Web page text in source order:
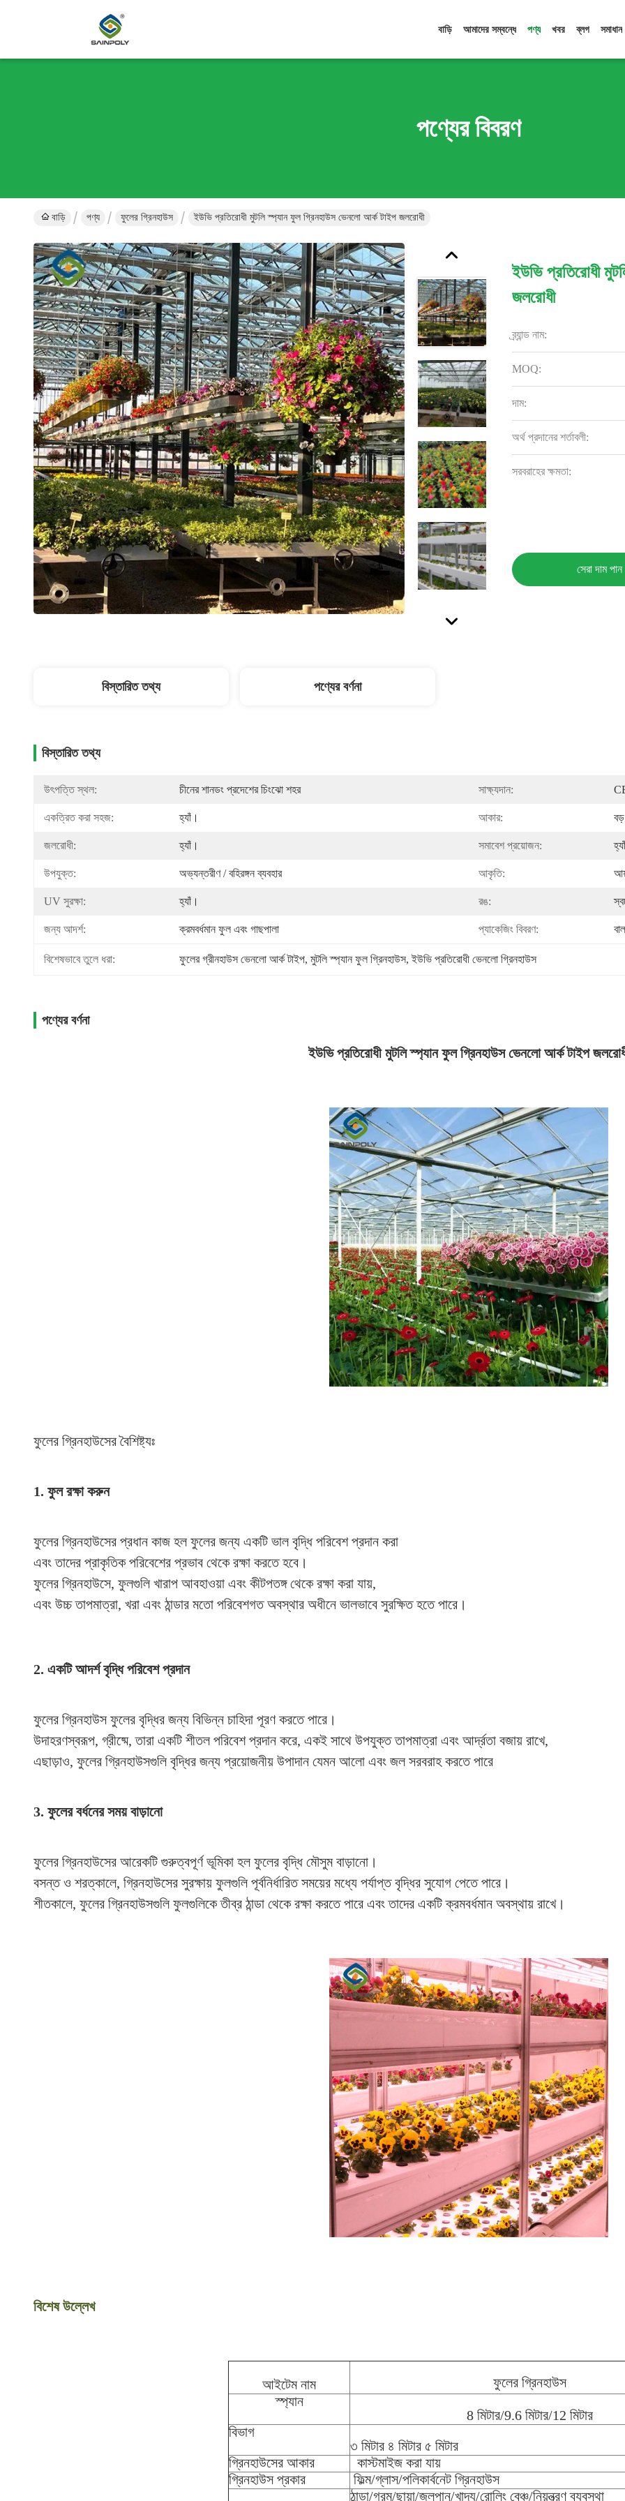
বাড়ি আমাদের সম্বন্ধে পণ্য খবর ব্লগ সমাধান
পণ্যের বিবরণ
বাড়ি পণ্য ফুলের গ্রিনহাউস ইউভি প্রতিরোধী মুটলি স্প্যান ফুল গ্রিনহাউস ভেনলো আর্ক টাইপ জলরোধী
ইউভি প্রতিরোধী
জলরোধী
ব্র্যান্ড নাম:
MOQ:
দাম:
অর্থ প্রদানের শর্তাবলী:
সরবরাহের ক্ষমতা:
সেরা দাম পান
বিস্তারিত তথ্য পণ্যের বর্ণনা
বিস্তারিত তথ্য
উৎপত্তি স্থল: চীনের শানডং প্রদেশের চিংঝো শহর সাক্ষ্যদান:
একত্রিত করা সহজ: হ্যাঁ। আকার: বড়
জলরোধী: হ্যাঁ। সমাবেশ প্রয়োজন:
উপযুক্ত: অভ্যন্তরীণ / বহিরঙ্গন ব্যবহার আকৃতি:
UV সুরক্ষা: হ্যাঁ। রঙ:
জন্য আদর্শ: ক্রমবর্ধমান ফুল এবং গাছপালা প্যাকেজিং বিবরণ:
বিশেষভাবে তুলে ধরা: ফুলের গ্রীনহাউস ভেনলো আর্ক টাইপ, মুটলি স্প্যান ফুল গ্রিনহাউস, ইউভি প্রতিরোধী ভেনলো গ্রিনহাউস
পণ্যের বর্ণনা
ইউভি প্রতিরোধী মুটলি স্প্যান ফুল গ্রিনহাউস ভেনলো আর্ক টাইপ
ফুলের গ্রিনহাউসের বৈশিষ্ট্যঃ
1. ফুল রক্ষা করুন
ফুলের গ্রিনহাউসের প্রধান কাজ হল ফুলের জন্য একটি ভাল বৃদ্ধি পরিবেশ প্রদান করা
এবং তাদের প্রাকৃতিক পরিবেশের প্রভাব থেকে রক্ষা করতে হবে।
ফুলের গ্রিনহাউসে, ফুলগুলি খারাপ আবহাওয়া এবং কীটপতঙ্গ থেকে রক্ষা করা যায়,
এবং উচ্চ তাপমাত্রা, খরা এবং ঠান্ডার মতো পরিবেশগত অবস্থার অধীনে ভালভাবে সুরক্ষিত হতে পারে।
2. একটি আদর্শ বৃদ্ধি পরিবেশ প্রদান
ফুলের গ্রিনহাউস ফুলের বৃদ্ধির জন্য বিভিন্ন চাহিদা পূরণ করতে পারে।
উদাহরণস্বরূপ, গ্রীষ্মে, তারা একটি শীতল পরিবেশ প্রদান করে, একই সাথে উপযুক্ত তাপমাত্রা এবং আর্দ্রতা বজায় রাখে,
এছাড়াও, ফুলের গ্রিনহাউসগুলি বৃদ্ধির জন্য প্রয়োজনীয় উপাদান যেমন আলো এবং জল সরবরাহ করতে পারে
3. ফুলের বর্ধনের সময় বাড়ানো
ফুলের গ্রিনহাউসের আরেকটি গুরুত্বপূর্ণ ভূমিকা হল ফুলের বৃদ্ধি মৌসুম বাড়ানো।
বসন্ত ও শরত্কালে, গ্রিনহাউসের সুরক্ষায় ফুলগুলি পূর্বনির্ধারিত সময়ের মধ্যে পর্যাপ্ত বৃদ্ধির সুযোগ পেতে পারে।
শীতকালে, ফুলের গ্রিনহাউসগুলি ফুলগুলিকে তীব্র ঠান্ডা থেকে রক্ষা করতে পারে এবং তাদের একটি ক্রমবর্ধমান অবস্থায় রাখে।
বিশেষ উল্লেখ
আইটেম নাম
ফুলের গ্রিনহাউস
স্প্যান
8 মিটার/9.6 মিটার/12 মিটার
বিভাগ
৩ মিটার ৪ মিটার ৫ মিটার
গ্রিনহাউসের আকার
কাস্টমাইজ করা যায়
গ্রিনহাউস প্রকার
ফিল্ম/গ্লাস/পলিকার্বনেট গ্রিনহাউস
ঠান্ডা/গরম/ছায়া/জলপান/খাদ্য/রোলিং বেঞ্চ/নিয়ন্ত্রণ ব্যবস্থা